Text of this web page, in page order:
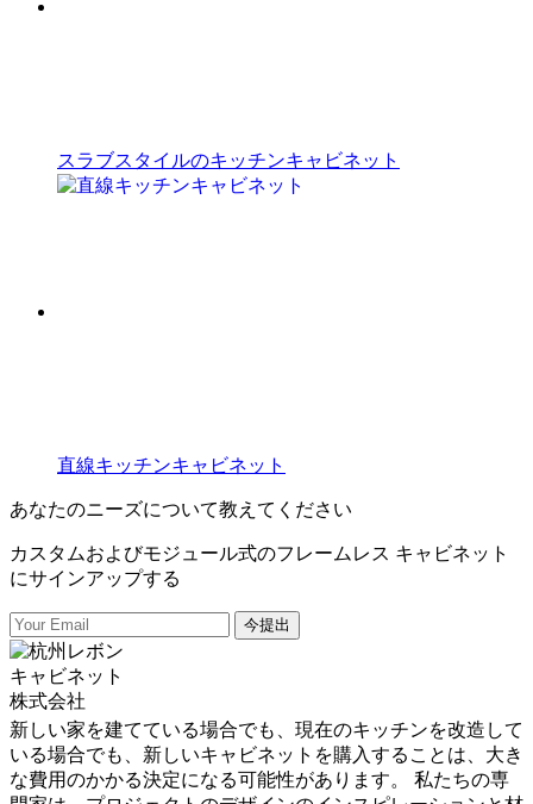
スラブスタイルのキッチンキャビネット
直線キッチンキャビネット
あなたのニーズについて教えてください
カスタムおよびモジュール式のフレームレス キャビネット
にサインアップする
今提出
新しい家を建てている場合でも、現在のキッチンを改造して
いる場合でも、新しいキャビネットを購入することは、大き
な費用のかかる決定になる可能性があります。 私たちの専